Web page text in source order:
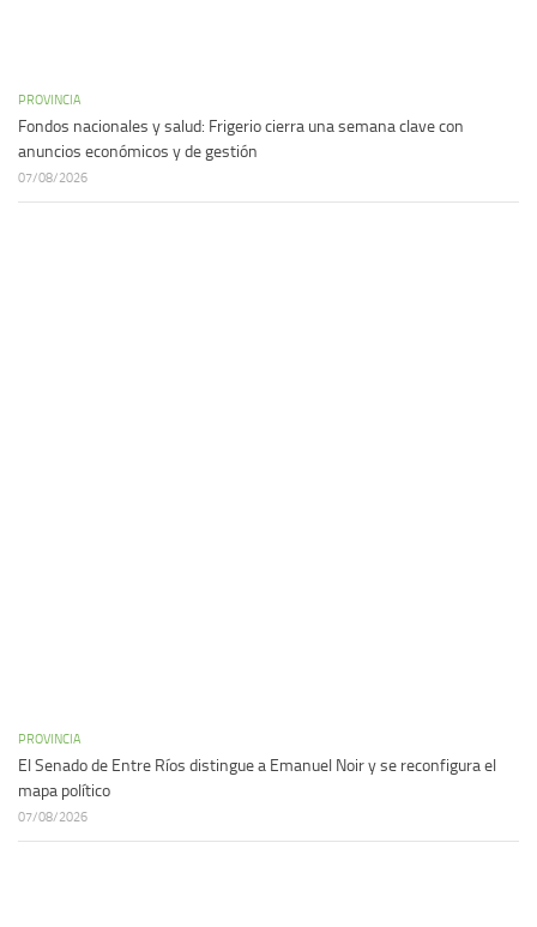
PROVINCIA
Fondos nacionales y salud: Frigerio cierra una semana clave con
anuncios económicos y de gestión
07/08/2026
PROVINCIA
El Senado de Entre Ríos distingue a Emanuel Noir y se reconfigura el
mapa político
07/08/2026